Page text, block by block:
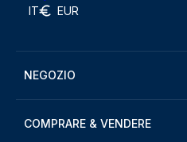
IT EUR
NEGOZIO
COMPRARE & VENDERE